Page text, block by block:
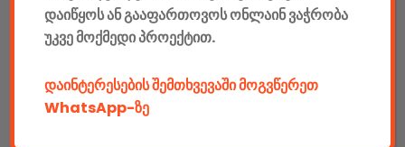
ტელეფონები & აქსესუარები
კამერები & აქსესუარები
ნოუთბუქები & აქსესუარები
დაიწყოს ან გააფართოვოს ონლაინ ვაჭრობა
უკვე მოქმედი პროექტით.
დაინტერესების შემთხვევაში მოგვწერეთ
WhatsApp-ზე